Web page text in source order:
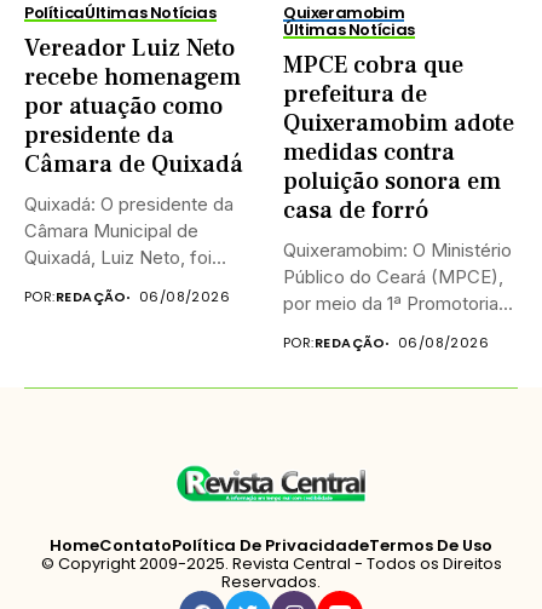
PolíticaÚltimas Notícias
Vereador Luiz Neto
recebe homenagem
por atuação como
presidente da
Câmara de Quixadá
Quixadá: O presidente da
Câmara Municipal de
Quixadá, Luiz Neto, foi
homenageado na...
POR:REDAÇÃO 06/08/2026
Quixeramobim
Últimas Notícias
MPCE cobra que
prefeitura de
Quixeramobim adote
medidas contra
poluição sonora em
casa de forró
Quixeramobim: O Ministério
Público do Ceará (MPCE),
por meio da 1ª Promotoria...
POR:REDAÇÃO 06/08/2026
HomeContatoPolítica De PrivacidadeTermos De Uso
© Copyright 2009-2025. Revista Central - Todos os Direitos
Reservados.